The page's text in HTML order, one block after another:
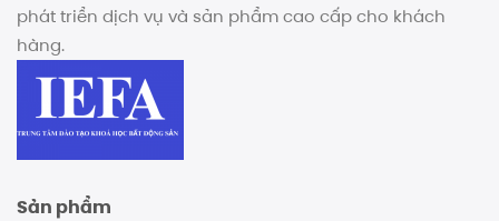
phát triển dịch vụ và sản phẩm cao cấp cho khách
hàng.
Sản phẩm